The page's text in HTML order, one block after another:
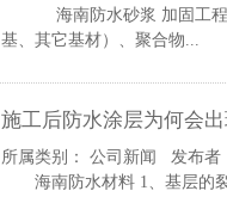
海南防水砂浆 加固工程中
基、其它基材）、聚合物...
施工后防水涂层为何会
所属类别： 公司新闻 发布
海南防水材料 1、基层的裂